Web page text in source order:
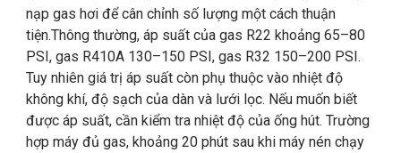
nạp gas hơi để cân chỉnh số lượng một cách thuận
tiện.Thông thường, áp suất của gas R22 khoảng 65–80
PSI, gas R410A 130–150 PSI, gas R32 150–200 PSI.
Tuy nhiên giá trị áp suất còn phụ thuộc vào nhiệt độ
không khí, độ sạch của dàn và lưới lọc. Nếu muốn biết
được áp suất, cần kiểm tra nhiệt độ của ống hút. Trường
hợp máy đủ gas, khoảng 20 phút sau khi máy nén chạy